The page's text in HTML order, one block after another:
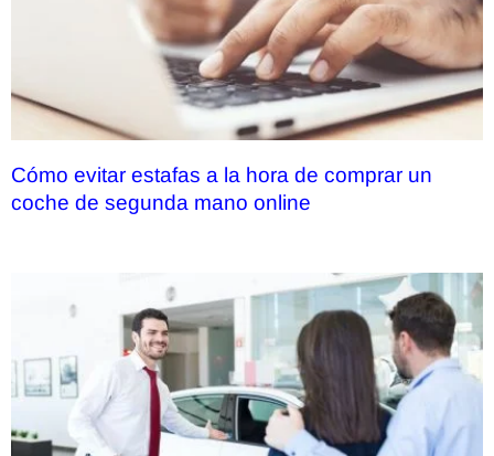
Cómo evitar estafas a la hora de comprar un
coche de segunda mano online